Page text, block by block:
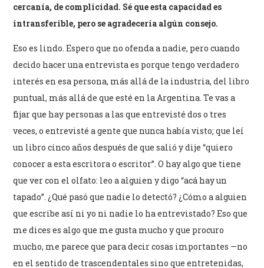
cercanía, de complicidad. Sé que esta capacidad es
intransferible, pero se agradecería algún consejo.
Eso es lindo. Espero que no ofenda a nadie, pero cuando
decido hacer una entrevista es porque tengo verdadero
interés en esa persona, más allá de la industria, del libro
puntual, más allá de que esté en la Argentina. Te vas a
fijar que hay personas a las que entrevisté dos o tres
veces, o entrevisté a gente que nunca había visto; que leí
un libro cinco años después de que salió y dije “quiero
conocer a esta escritora o escritor”. O hay algo que tiene
que ver con el olfato: leo a alguien y digo “acá hay un
tapado”. ¿Qué pasó que nadie lo detectó? ¿Cómo a alguien
que escribe así ni yo ni nadie lo ha entrevistado? Eso que
me dices es algo que me gusta mucho y que procuro
mucho, me parece que para decir cosas importantes —no
en el sentido de trascendentales sino que entretenidas,